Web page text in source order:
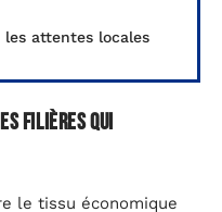
les attentes locales
filières qui
le tissu économique